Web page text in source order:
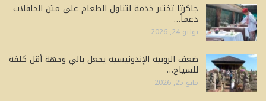
جاكرتا تختبر خدمة لتناول الطعام على متن الحافلات
دعماً…
يوليو 24, 2026
ضعف الروبية الإندونيسية يجعل بالي وجهة أقل كلفة
للسياح…
مايو 25, 2026